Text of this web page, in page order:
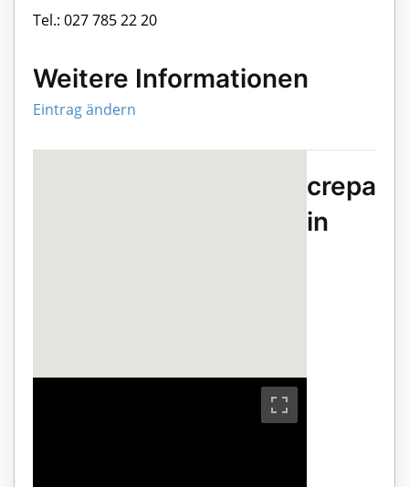
Tel.: 027 785 22 20
Weitere Informationen
Eintrag ändern
crepa
in